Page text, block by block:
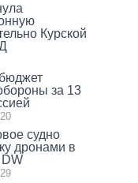
Курской
за 13
судно
дронами в